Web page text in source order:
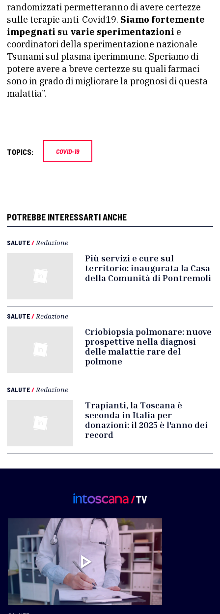
randomizzati permetteranno di avere certezze
sulle terapie anti-Covid19. Siamo fortemente
impegnati su varie sperimentazioni e
coordinatori della sperimentazione nazionale
Tsunami sul plasma iperimmune. Speriamo di
potere avere a breve certezze su quali farmaci
sono in grado di migliorare la prognosi di questa
malattia”.
TOPICS: COVID-19
POTREBBE INTERESSARTI ANCHE
SALUTE/ Redazione
Più servizi e cure sul
territorio: inaugurata la Casa
della Comunità di Pontremoli
SALUTE/ Redazione
Criobiopsia polmonare: nuove
prospettive nella diagnosi
delle malattie rare del
polmone
SALUTE/ Redazione
Trapianti, la Toscana è
seconda in Italia per
donazioni: il 2025 è l'anno dei
record